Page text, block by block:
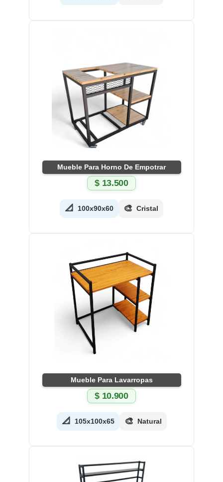
Mueble Para Horno De Empotrar
$13.500
📐 100x90x60 🎨 Cristal
Mueble Para Lavarropas
$10.900
📐 105x100x65 🎨 Natural